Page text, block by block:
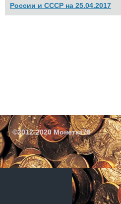
России и СССР на 25.04.2017
©2012-2020 Монетка78